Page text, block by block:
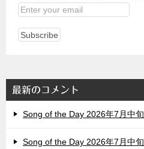
最新のコメント
Song of the Day 2026年7月中旬
Song of the Day 2026年7月中旬